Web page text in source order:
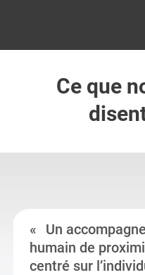
Ce que
Un
humain de
centré sur